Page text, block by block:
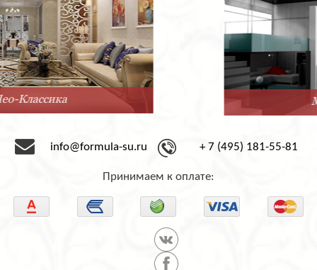
Минимализм
info@formula-su.ru + 7 (495) 181-55-81
Принимаем к оплате: